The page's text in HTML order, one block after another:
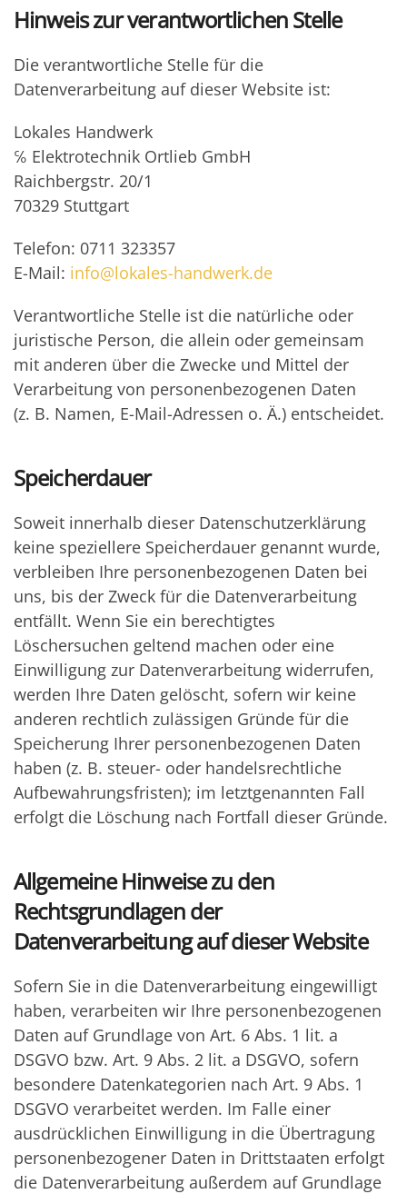
Hinweis zur verantwortlichen Stelle
Die verantwortliche Stelle für die
Datenverarbeitung auf dieser Website ist:
Lokales Handwerk
℅ Elektrotechnik Ortlieb GmbH
Raichbergstr. 20/1
70329 Stuttgart
Telefon: 0711 323357
E-Mail: info@lokales-handwerk.de
Verantwortliche Stelle ist die natürliche oder
juristische Person, die allein oder gemeinsam
mit anderen über die Zwecke und Mittel der
Verarbeitung von personenbezogenen Daten
(z. B. Namen, E-Mail-Adressen o. Ä.) entscheidet.
Speicherdauer
Soweit innerhalb dieser Datenschutzerklärung
keine speziellere Speicherdauer genannt wurde,
verbleiben Ihre personenbezogenen Daten bei
uns, bis der Zweck für die Datenverarbeitung
entfällt. Wenn Sie ein berechtigtes
Löschersuchen geltend machen oder eine
Einwilligung zur Datenverarbeitung widerrufen,
werden Ihre Daten gelöscht, sofern wir keine
anderen rechtlich zulässigen Gründe für die
Speicherung Ihrer personenbezogenen Daten
haben (z. B. steuer- oder handelsrechtliche
Aufbewahrungsfristen); im letztgenannten Fall
erfolgt die Löschung nach Fortfall dieser Gründe.
Allgemeine Hinweise zu den
Rechtsgrundlagen der
Datenverarbeitung auf dieser Website
Sofern Sie in die Datenverarbeitung eingewilligt
haben, verarbeiten wir Ihre personenbezogenen
Daten auf Grundlage von Art. 6 Abs. 1 lit. a
DSGVO bzw. Art. 9 Abs. 2 lit. a DSGVO, sofern
besondere Datenkategorien nach Art. 9 Abs. 1
DSGVO verarbeitet werden. Im Falle einer
ausdrücklichen Einwilligung in die Übertragung
personenbezogener Daten in Drittstaaten erfolgt
die Datenverarbeitung außerdem auf Grundlage